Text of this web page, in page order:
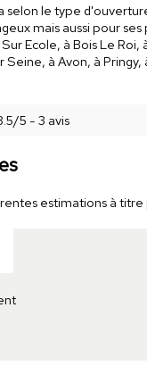
le type
mais aussi pour
Ecole, à Bois Le
Seine, à Avon, à
/5 - 3 avis
estimations à